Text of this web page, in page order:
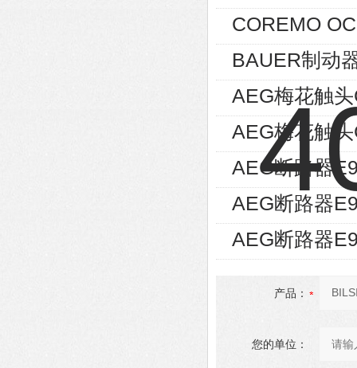
COREMO
BAUER制动
AEG梅花触
AEG梅花触
AEG断路器
AEG断路器
AEG断路器
产品：
您的单位：